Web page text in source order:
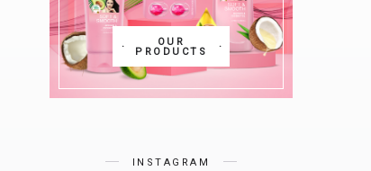
OUR
PRODUCTS
INSTAGRAM